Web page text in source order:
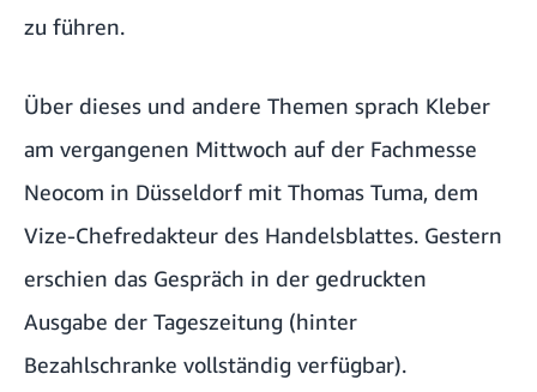
zu führen.
Über dieses und andere Themen sprach Kleber
am vergangenen Mittwoch auf der Fachmesse
Neocom in Düsseldorf mit Thomas Tuma, dem
Vize-Chefredakteur des Handelsblattes. Gestern
erschien das Gespräch in der gedruckten
Ausgabe der Tageszeitung (hinter
Bezahlschranke vollständig verfügbar).